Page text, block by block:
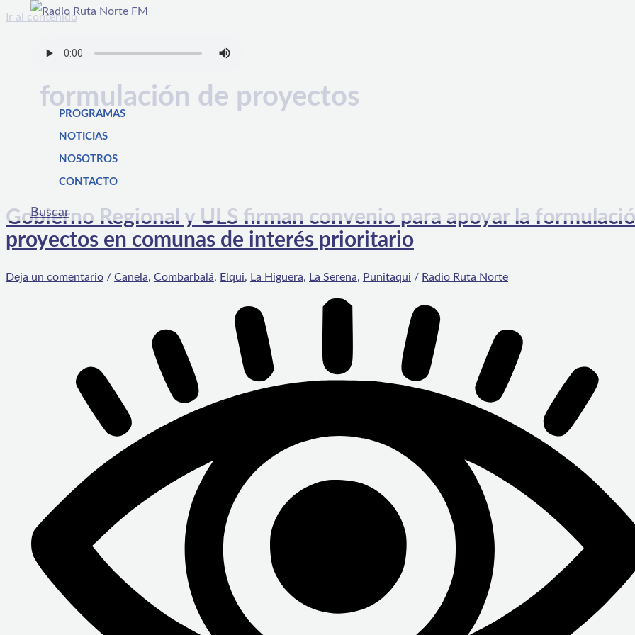
Ir al contenido
PROGRAMAS
NOTICIAS
NOSOTROS
CONTACTO
Buscar
formulación de proyectos
Gobierno Regional y ULS firman convenio para apoyar la
proyectos en comunas de interés prioritario
Deja un comentario / Canela, Combarbalá, Elqui, La Higuera, La Serena, Punitaqui / Radio Ruta Norte